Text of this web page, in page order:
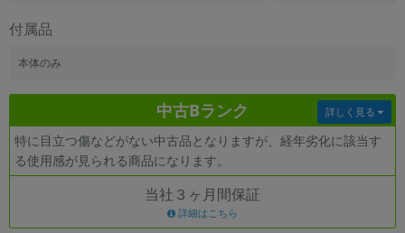
付属品
本体のみ
中古Bランク
特に目立つ傷などがない中古品となりますが、経年劣化に該当す
る使用感が見られる商品になります。
詳しく見る
当社３ヶ月間保証
詳細はこちら
機能・特徴
ランク
商品状態の絞り込み
「新品」「未使用」「中古」など
CPUの絞り込み